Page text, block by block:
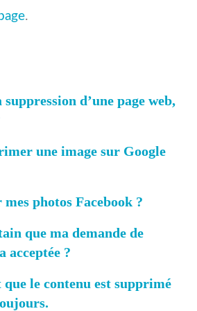
.
d’une page web,
une image sur Google
photos Facebook ?
que ma demande de
acceptée ?
le contenu est supprimé